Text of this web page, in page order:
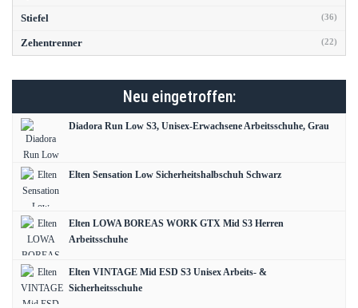
Stiefel (36)
Zehentrenner (22)
Neu eingetroffen:
Diadora Run Low S3, Unisex-Erwachsene Arbeitsschuhe, Grau
Elten Sensation Low Sicherheitshalbschuh Schwarz
Elten LOWA BOREAS WORK GTX Mid S3 Herren
Arbeitsschuhe
Elten VINTAGE Mid ESD S3 Unisex Arbeits- &
Sicherheitsschuhe